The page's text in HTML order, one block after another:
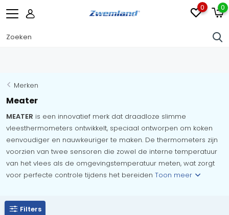
0 0
Merken
Meater
MEATER is een innovatief merk dat draadloze slimme
vleesthermometers ontwikkelt, speciaal ontworpen om koken
eenvoudiger en nauwkeuriger te maken. De thermometers zijn
voorzien van twee sensoren die zowel de interne temperatuur
van het vlees als de omgevingstemperatuur meten, wat zorgt
voor perfecte controle tijdens het bereiden Toon meer
Filters